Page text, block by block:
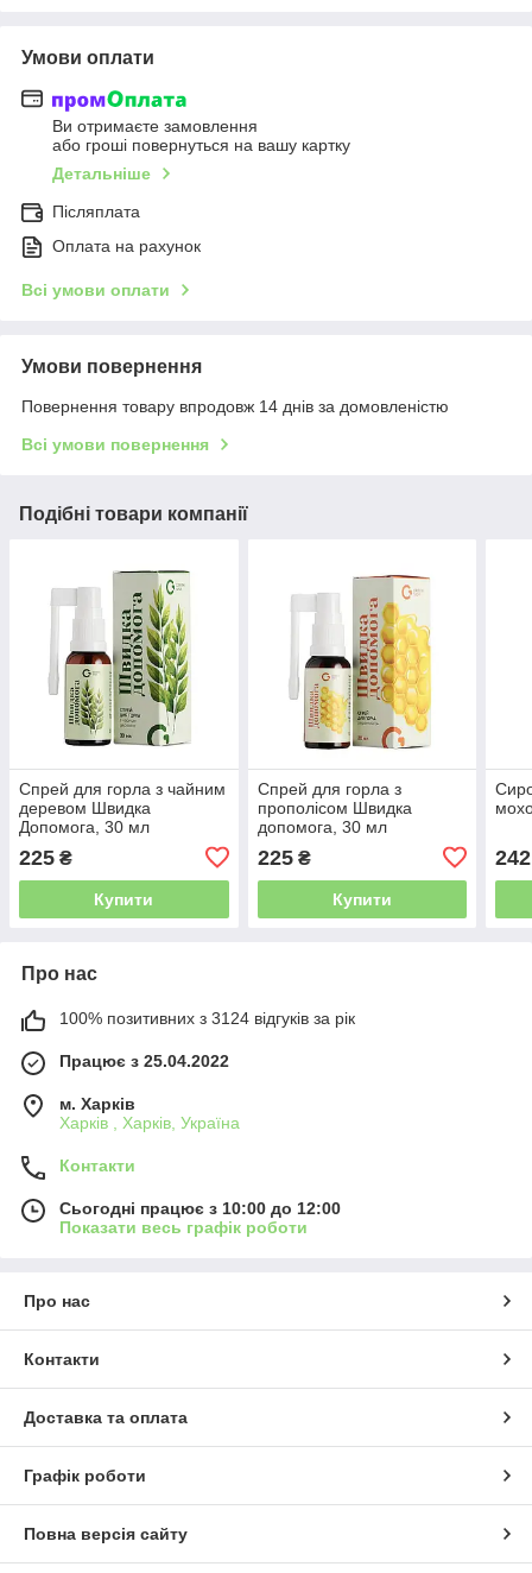
Умови оплати
Ви отримаєте замовлення
або гроші повернуться на вашу картку
Детальніше
Післяплата
Оплата на рахунок
Всі умови оплати
Умови повернення
Повернення товару впродовж 14 днів за домовленістю
Всі умови повернення
Подібні товари компанії
Спрей для горла з чайним
деревом Швидка
Допомога, 30 мл
225 ₴
Купити
Спрей для горла з
прополісом Швидка
допомога, 30 мл
225₴
Купити
242
Про нас
100% позитивних з 3124 відгуків за рік
Працює з 25.04.2022
м. Харків
Харків , Харків, Україна
Контакти
Сьогодні працює з 10:00 до 12:00
Показати весь графік роботи
Про нас
Контакти
Доставка та оплата
Графік роботи
Повна версія сайту